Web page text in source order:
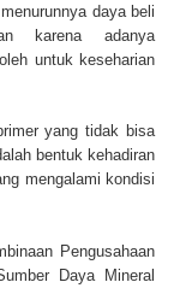
daya beli
karena adanya
untuk keseharian
yang tidak bisa
bentuk kehadiran
mengalami kondisi
Pengusahaan
Daya Mineral